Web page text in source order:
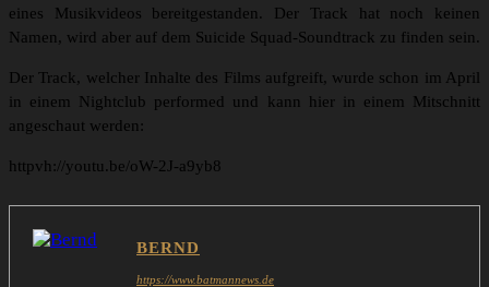
eines Musikvideos bereitgestanden. Der Track hat noch keinen
Namen, wird aber auf dem Suicide Squad-Soundtrack zu finden sein.
Der Track, welcher Inhalte des Films aufgreift, wurde schon im April
in einem Nightclub performed und kann hier in einem Mitschnitt
angeschaut werden:
httpvh://youtu.be/oW-2J-a9yb8
BERND
https://www.batmannews.de